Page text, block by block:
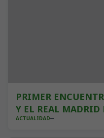
PRIMER
Y EL REAL MADRID
ACTUALIDAD